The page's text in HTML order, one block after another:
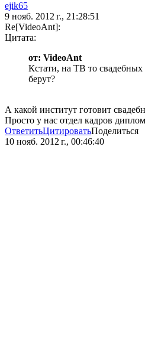
ejik65
9 нояб. 2012 г., 21:28:51
Re[VideoAnt]:
Цитата:
от: VideoAnt
Кстати, на ТВ то свадебных
берут?
А какой институт готовит
Просто у нас отдел кадров
ОтветитьЦитироватьПоделиться
10 нояб. 2012 г., 00:46:40